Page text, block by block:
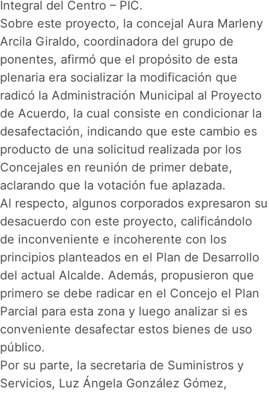
Integral del Centro – PIC.
Sobre este proyecto, la concejal Aura Marleny
Arcila Giraldo, coordinadora del grupo de
ponentes, afirmó que el propósito de esta
plenaria era socializar la modificación que
radicó la Administración Municipal al Proyecto
de Acuerdo, la cual consiste en condicionar la
desafectación, indicando que este cambio es
producto de una solicitud realizada por los
Concejales en reunión de primer debate,
aclarando que la votación fue aplazada.
Al respecto, algunos corporados expresaron su
desacuerdo con este proyecto, calificándolo
de inconveniente e incoherente con los
principios planteados en el Plan de Desarrollo
del actual Alcalde. Además, propusieron que
primero se debe radicar en el Concejo el Plan
Parcial para esta zona y luego analizar si es
conveniente desafectar estos bienes de uso
público.
Por su parte, la secretaria de Suministros y
Servicios, Luz Ángela González Gómez,